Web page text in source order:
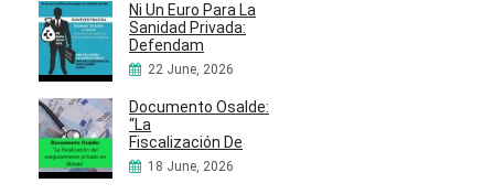
Ni Un Euro Para La
Sanidad Privada:
Defendam
22 June, 2026
Documento Osalde:
“La
Fiscalización De
18 June, 2026